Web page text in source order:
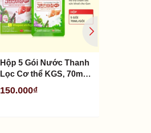
Hộp 5 Gói Nước Thanh
Lọc Cơ thể KGS, 70ml/
150.000₫